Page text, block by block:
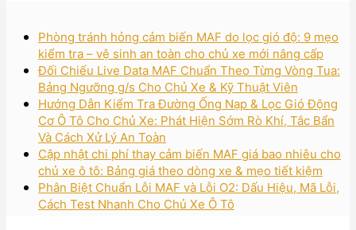
Phòng tránh hỏng cảm biến MAF do lọc gió độ: 9 mẹo
kiểm tra – vệ sinh an toàn cho chủ xe mới nâng cấp
Đối Chiếu Live Data MAF Chuẩn Theo Từng Vòng Tua:
Bảng Ngưỡng g/s Cho Chủ Xe & Kỹ Thuật Viên
Hướng Dẫn Kiểm Tra Đường Ống Nạp & Lọc Gió Động
Cơ Ô Tô Cho Chủ Xe: Phát Hiện Sớm Rò Khí, Tắc Bẩn
Và Cách Xử Lý An Toàn
Cập nhật chi phí thay cảm biến MAF giá bao nhiêu cho
chủ xe ô tô: Bảng giá theo dòng xe & mẹo tiết kiệm
Phân Biệt Chuẩn Lỗi MAF và Lỗi O2: Dấu Hiệu, Mã Lỗi,
Cách Test Nhanh Cho Chủ Xe Ô Tô